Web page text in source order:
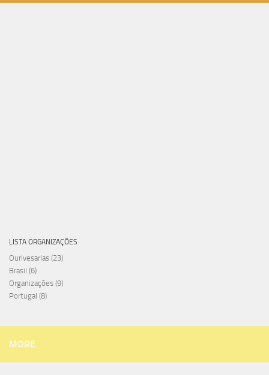
LISTA ORGANIZAÇÕES
Ourivesarias (23)
Brasil (6)
Organizações (9)
Portugal (8)
MORE